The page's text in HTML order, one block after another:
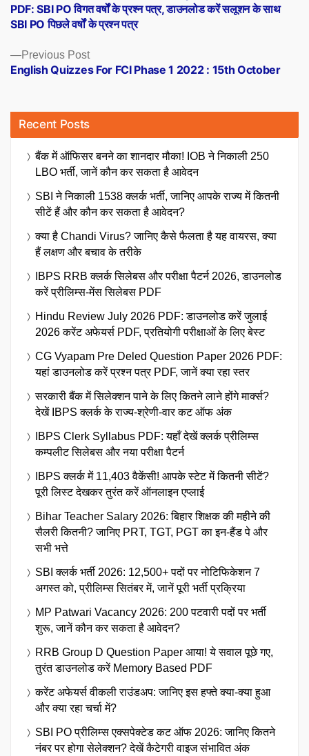
Previous PostPrevious
post:
English Quizzes For FCI Phase 1 2022 : 15th October
PDF: SBI PO विगत वर्षों के प्रश्न पत्र, डाउनलोड करें सलूशन के साथ
SBI PO पिछले वर्षों के प्रश्न पत्र
Recent Posts
बैंक में ऑफिसर बनने का शानदार मौका! IOB ने निकाली 250
LBO भर्ती, जानें कौन कर सकता है आवेदन
SBI ने निकाली 1538 क्लर्क भर्ती, जानिए आपके राज्य में कितनी
सीटें हैं और कौन कर सकता है आवेदन?
क्या है Chandi Virus? जानिए कैसे फैलता है यह वायरस, क्या
हैं लक्षण और बचाव के तरीके
IBPS RRB क्लर्क सिलेबस और परीक्षा पैटर्न 2026, डाउनलोड
करें प्रीलिम्स-मेंस सिलेबस PDF
Hindu Review July 2026 PDF: डाउनलोड करें जुलाई
2026 करेंट अफेयर्स PDF, प्रतियोगी परीक्षाओं के लिए बेस्ट
CG Vyapam Pre Deled Question Paper 2026 PDF:
यहां डाउनलोड करें प्रश्न पत्र PDF, जानें क्या रहा स्तर
सरकारी बैंक में सिलेक्शन पाने के लिए कितने लाने होंगे मार्क्स?
देखें IBPS क्लर्क के राज्य-श्रेणी-वार कट ऑफ अंक
IBPS Clerk Syllabus PDF: यहाँ देखें क्लर्क प्रीलिम्स
कम्पलीट सिलेबस और नया परीक्षा पैटर्न
IBPS क्लर्क में 11,403 वैकेंसी! आपके स्टेट में कितनी सीटें?
पूरी लिस्ट देखकर तुरंत करें ऑनलाइन एप्लाई
Bihar Teacher Salary 2026: बिहार शिक्षक की महीने की
सैलरी कितनी? जानिए PRT, TGT, PGT का इन-हैंड पे और
सभी भत्ते
SBI क्लर्क भर्ती 2026: 12,500+ पदों पर नोटिफिकेशन 7
अगस्त को, प्रीलिम्स सितंबर में, जानें पूरी भर्ती प्रक्रिया
MP Patwari Vacancy 2026: 200 पटवारी पदों पर भर्ती
शुरू, जानें कौन कर सकता है आवेदन?
RRB Group D Question Paper आया! ये सवाल पूछे गए,
तुरंत डाउनलोड करें Memory Based PDF
करेंट अफेयर्स वीकली राउंडअप: जानिए इस हफ्ते क्या-क्या हुआ
और क्या रहा चर्चा में?
SBI PO प्रीलिम्स एक्सपेक्टेड कट ऑफ 2026: जानिए कितने
नंबर पर होगा सेलेक्शन? देखें कैटेगरी वाइज संभावित अंक